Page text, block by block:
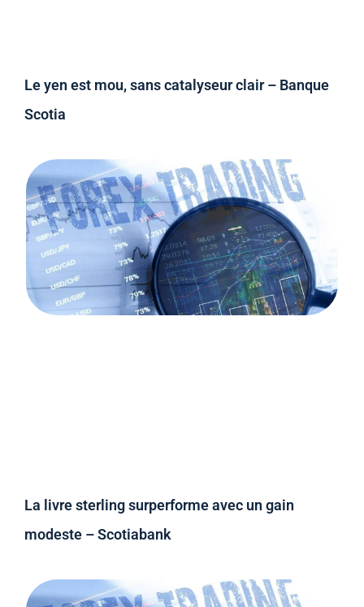
Le yen est mou, sans catalyseur clair – Banque
Scotia
La livre sterling surperforme avec un gain
modeste – Scotiabank